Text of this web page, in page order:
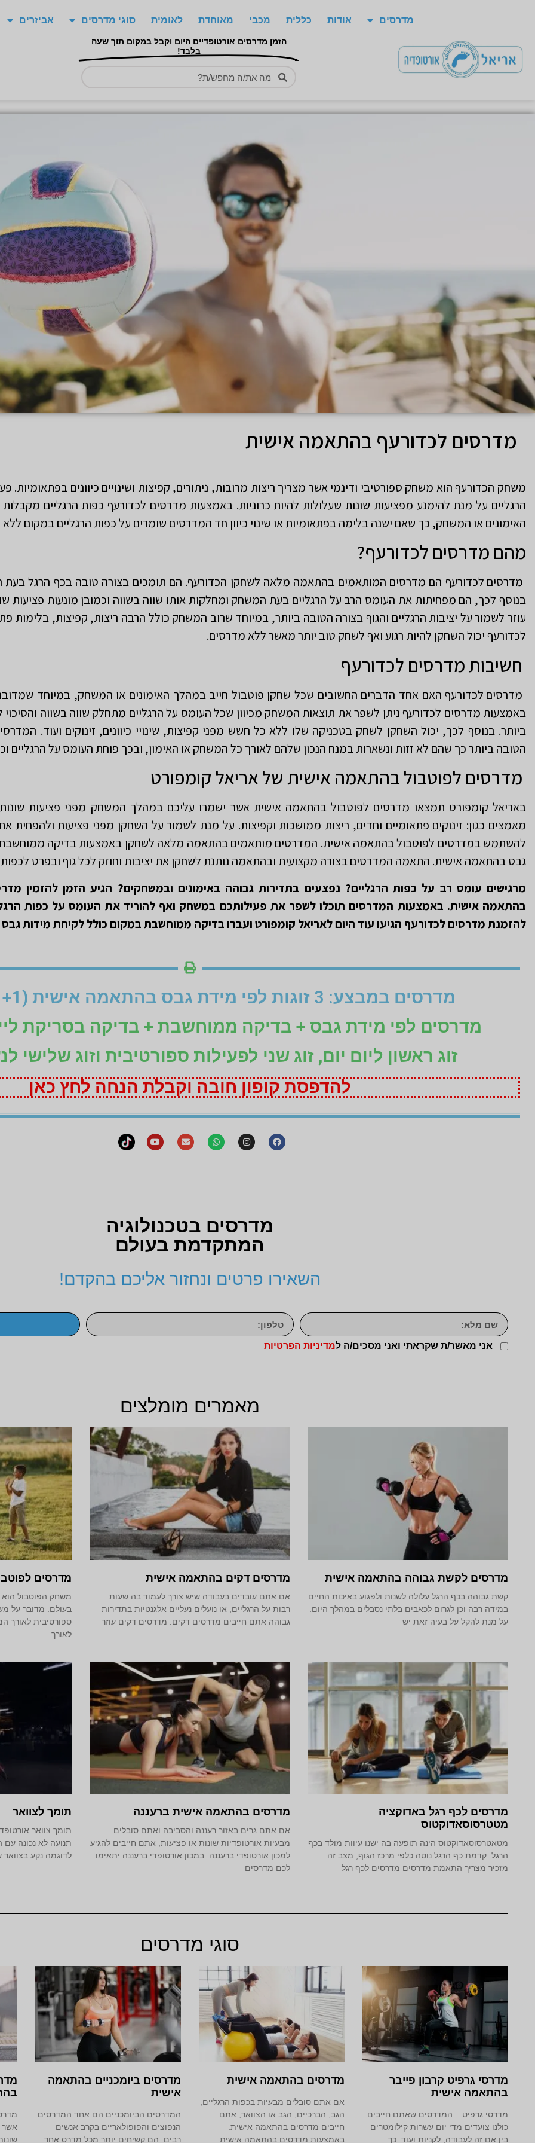
מדרסים אודות כללית מכבי מאוחדת לאומית סוגי מדרסים אביזרים
הזמן מדרסים אורטופדיים היום וקבל במקום תוך שעה
בלבד!
מדרסים לכדורעף בהתאמה אישית
משחק הכדורעף הוא משחק ספורטיבי ודינמי אשר מצריך ריצות מרובות, ניתורים, קפיצות ושינויים כיוונים בפתאומיות.
הרגליים על מנת להימנע מפציעות שונות שעלולות להיות כרוניות. באמצעות מדרסים לכדורעף כפות הרגליים
האימונים או המשחק, כך שאם ישנה בלימה בפתאומיות או שינוי כיוון חד המדרסים שומרים על כפות הרגליים במקום ללא
מהם מדרסים לכדורעף?
מדרסים לכדורעף הם מדרסים המותאמים בהתאמה מלאה לשחקן הכדורעף. הם תומכים בצורה טובה בכף הרגל
בנוסף לכך, הם מפחיתות את העומס הרב על הרגליים בעת המשחק ומחלקות אותו שווה בשווה וכמובן מונעות
עוזר לשמור על יציבות הרגליים והגוף בצורה הטובה ביותר, במיוחד שרוב המשחק כולל הרבה ריצות, קפיצות, בלימות
לכדורעף יכול השחקן להיות רגוע ואף לשחק טוב יותר מאשר ללא מדרסים.
חשיבות מדרסים לכדורעף
מדרסים לכדורעף האם אחד הדברים החשובים שכל שחקן פוטבול חייב במהלך האימונים או המשחק, במיוחד
באמצעות מדרסים לכדורעף ניתן לשפר את תוצאות המשחק מכיוון שכל העומס על הרגליים מתחלק שווה בשווה
ביותר. בנוסף לכך, יכול השחקן לשחק בטכניקה שלו ללא כל חשש מפני קפיצות, שינויי כיוונים, זינוקים ועוד.
הטובה ביותר כך שהם לא זזות ונשארות במנח הנכון שלהם לאורך כל המשחק או האימון, ובכך פוחת העומס על הרגליים
מדרסים לפוטבול בהתאמה אישית של אריאל קומפורט
באריאל קומפורט תמצאו מדרסים לפוטבול בהתאמה אישית אשר ישמרו עליכם במהלך המשחק מפני פציעות
מאמצים כגון: זינוקים פתאומיים וחדים, ריצות ממושכות וקפיצות. על מנת לשמור על השחקן מפני פציעות ולהפחית
להשתמש במדרסים לפוטבול בהתאמה אישית. המדרסים מותאמים בהתאמה מלאה לשחקן באמצעות בדיקה ממוחשבת
גבס בהתאמה אישית. התאמה המדרסים בצורה מקצועית ובהתאמה נותנת לשחקן את יציבות וחוזק לכל גוף ובפרט לכפות
מרגישים עומס רב על כפות הרגליים? נפצעים בתדירות גבוהה באימונים ובמשחקים? הגיע הזמן להזמין
בהתאמה אישית. באמצעות המדרסים תוכלו לשפר את פעילותכם במשחק ואף להוריד את העומס על כפות
להזמנת מדרסים לכדורעף הגיעו עוד היום לאריאל קומפורט ועברו בדיקה ממוחשבת במקום כולל לקיחת מידות
מדרסים במבצע: 3 זוגות לפי מידת גבס בהתאמה אישית (1+1+1 חינם)
מדרסים לפי מידת גבס + בדיקה ממוחשבת + בדיקה בסריקת
זוג ראשון ליום יום, זוג שני לפעילות ספורטיבית וזוג שלישי
להדפסת קופון חובה וקבלת הנחה לחץ כאן
מדרסים בטכנולוגיה
המתקדמת בעולם
השאירו פרטים ונחזור אליכם בהקדם!
אני מאשר/ת שקראתי ואני מסכים/ה למדיניות הפרטיות
מאמרים מומלצים
מדרסים לקשת גבוהה בהתאמה אישית
קשת גבוהה בכף הרגל עלולה לשנות ולפגוע באיכות החיים
במידה רבה וכן לגרום לכאבים בלתי נסבלים במהלך היום.
על מנת להקל על בעיה זאת יש
מדרסים דקים בהתאמה אישית
אם אתם עובדים בעבודה שיש צורך לעמוד בה שעות
רבות על הרגליים, או נועלים נעליים אלגנטיות בתדירות
גבוהה אתם חייבים מדרסים דקים. מדרסים דקים עוזר
מדרסים
משחק הפוטבול הוא
בעולם. מדובר על
ספורטיבית לאורך
לאורך
מדרסים לכף רגל באדוקציה
מטטרסוסאדוקטוס
מטאטרסוסאדוקטוס הינה תופעה בה ישנו עיוות מולד בכף
הרגל. קדמת כף הרגל נוטה כלפי מרכז הגוף, מצב זה
מזכיר מצריך התאמת מדרסים מדרסים לכף רגל
מדרסים בהתאמה אישית ברעננה
אם אתם גרים באזור רעננה והסביבה ואתם סובלים
מבעיות אורטופדיות שונות או פציעות, אתם חייבים להגיע
למכון אורטופדי ברעננה. במכון אורטופדי ברעננה יתאימו
לכם מדרסים
תומך לצוואר
תומך צוואר
תנועה לא נכונה עם
לדוגמה נקע
סוגי מדרסים
מדרסי גרפיט קרבון פייבר
בהתאמה אישית
מדרסי גרפיט – המדרסים שאתם חייבים
כולנו צועדים מדי יום עשרות קילומטרים
בין אם זה לעבודה, לקניות ועוד. כך
מדרסים בהתאמה אישית
אם אתם סובלים מבעיות בכפות הרגליים,
הגב, הברכיים, הגב או הצוואר, אתם
חייבים מדרסים בהתאמה אישית.
באמצעות מדרסים בהתאמה אישית
מדרסים ביומכניים בהתאמה
אישית
המדרסים הביומכניים הם אחד המדרסים
הנפוצים והפופולאריים בקרב אנשים
רבים. הם קשיחים יותר מכל מדרס אחר
אשר